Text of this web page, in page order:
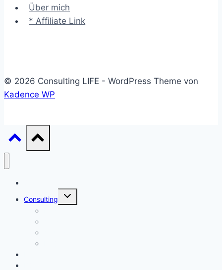
Über mich
* Affiliate Link
© 2026 Consulting LIFE - WordPress Theme von
Kadence WP
Consulting
Untermenü